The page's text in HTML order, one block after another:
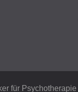
für Psychotherapie